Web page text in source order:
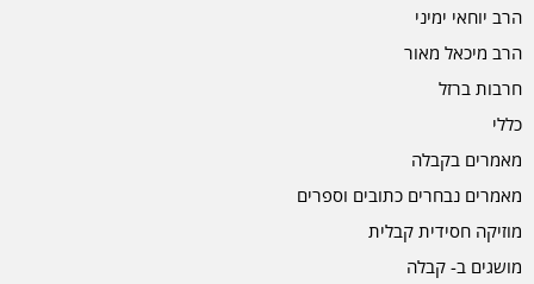
הרב יוחאי ימיני
הרב מיכאל מאור
חרבות ברזל
כללי
מאמרים בקבלה
מאמרים נבחרים כתובים וספרים
מוזיקה חסידית קבלית
מושגים ב- קבלה